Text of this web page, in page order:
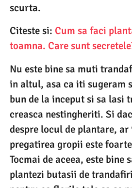
scurta.
Citeste si: Cum sa faci
toamna. Care sunt
Nu este bine sa muti
in altul, asa ca iti sugeram
bun de la inceput si sa lasi
creasca nestingheriti. Si
despre locul de plantare,
pregatirea gropii este
Tocmai de aceea, este bine
plantezi butasii de